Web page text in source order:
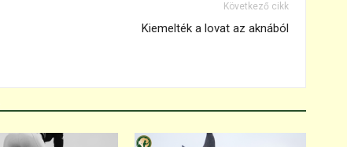
Következő cikk
Kiemelték a lovat az aknából